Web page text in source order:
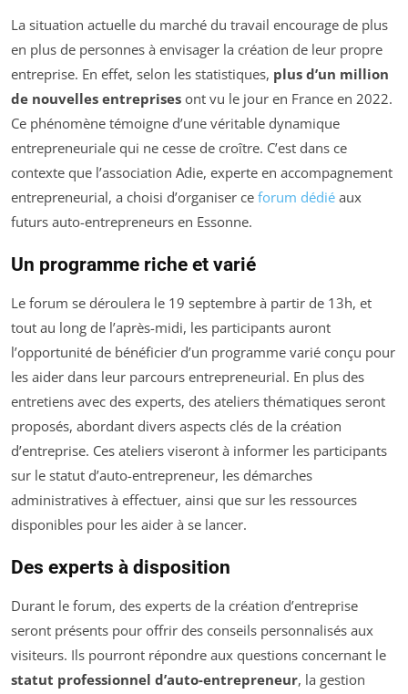
La situation actuelle du marché du travail encourage de plus
en plus de personnes à envisager la création de leur propre
entreprise. En effet, selon les statistiques, plus d’un million
de nouvelles entreprises ont vu le jour en France en 2022.
Ce phénomène témoigne d’une véritable dynamique
entrepreneuriale qui ne cesse de croître. C’est dans ce
contexte que l’association Adie, experte en accompagnement
entrepreneurial, a choisi d’organiser ce forum dédié aux
futurs auto-entrepreneurs en Essonne.
Un programme riche et varié
Le forum se déroulera le 19 septembre à partir de 13h, et
tout au long de l’après-midi, les participants auront
l’opportunité de bénéficier d’un programme varié conçu pour
les aider dans leur parcours entrepreneurial. En plus des
entretiens avec des experts, des ateliers thématiques seront
proposés, abordant divers aspects clés de la création
d’entreprise. Ces ateliers viseront à informer les participants
sur le statut d’auto-entrepreneur, les démarches
administratives à effectuer, ainsi que sur les ressources
disponibles pour les aider à se lancer.
Des experts à disposition
Durant le forum, des experts de la création d’entreprise
seront présents pour offrir des conseils personnalisés aux
visiteurs. Ils pourront répondre aux questions concernant le
statut professionnel d’auto-entrepreneur, la gestion